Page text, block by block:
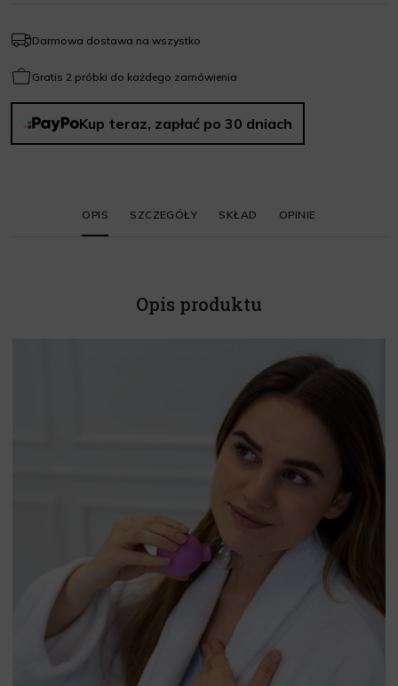
Darmowa dostawa na wszystko
Gratis 2 próbki do każdego zamówienia
Kup teraz, zapłać po 30 dniach
OPIS SZCZEGÓŁY SKŁAD OPINIE
Opis produktu